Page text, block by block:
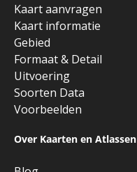
Kaart aanvragen
Kaart informatie
Gebied
Formaat & Detail
Uitvoering
Soorten Data
Voorbeelden
Over Kaarten en Atlassen